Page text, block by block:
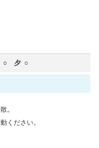
夕
。
ください。